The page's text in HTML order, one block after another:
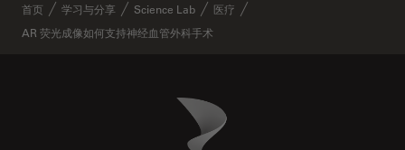
首页 学习与分享 Science Lab
医疗
AR 荧光成像如何支持神经血管外科手术
Danaher Logo